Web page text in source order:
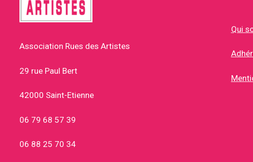
Association Rues des Artistes
29 rue Paul Bert
42000 Saint-Etienne
06 79 68 57 39
06 88 25 70 34
Qui